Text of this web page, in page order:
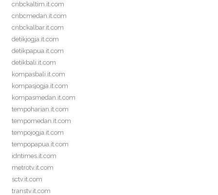
cnbckaltim.it.com
cnbcmedan.it.com
cnbckalbar.it.com
detikjogja.it.com
detikpapua.it.com
detikbali.it.com
kompasbali.it.com
kompasjogja.it.com
kompasmedan.it.com
tempoharian.it.com
tempomedan.it.com
tempojogja.it.com
tempopapua.it.com
idntimes.it.com
metrotv.it.com
sctv.it.com
transtv.it.com